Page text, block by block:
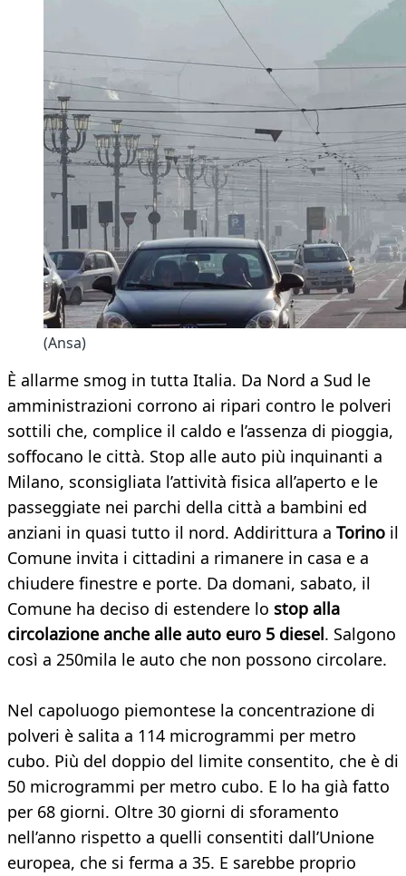
(Ansa)
È allarme smog in tutta Italia. Da Nord a Sud le
amministrazioni corrono ai ripari contro le polveri
sottili che, complice il caldo e l’assenza di pioggia,
soffocano le città. Stop alle auto più inquinanti a
Milano, sconsigliata l’attività fisica all’aperto e le
passeggiate nei parchi della città a bambini ed
anziani in quasi tutto il nord. Addirittura a Torino il
Comune invita i cittadini a rimanere in casa e a
chiudere finestre e porte. Da domani, sabato, il
Comune ha deciso di estendere lo stop alla
circolazione anche alle auto euro 5 diesel. Salgono
così a 250mila le auto che non possono circolare.
Nel capoluogo piemontese la concentrazione di
polveri è salita a 114 microgrammi per metro
cubo. Più del doppio del limite consentito, che è di
50 microgrammi per metro cubo. E lo ha già fatto
per 68 giorni. Oltre 30 giorni di sforamento
nell’anno rispetto a quelli consentiti dall’Unione
europea, che si ferma a 35. E sarebbe proprio